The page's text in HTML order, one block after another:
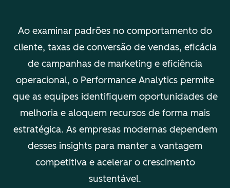
Ao examinar padrões no comportamento do
cliente, taxas de conversão de vendas, eficácia
de campanhas de marketing e eficiência
operacional, o Performance Analytics permite
que as equipes identifiquem oportunidades de
melhoria e aloquem recursos de forma mais
estratégica. As empresas modernas dependem
desses insights para manter a vantagem
competitiva e acelerar o crescimento
sustentável.